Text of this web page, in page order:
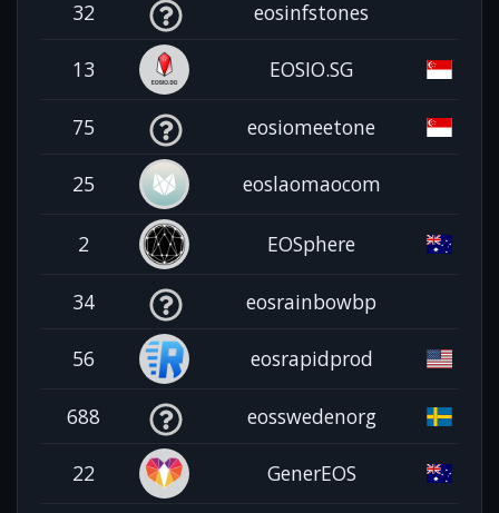
32 eosinfstones
13 EOSIO.SG
75 eosiomeetone
25 eoslaomaocom
2 EOSphere
34 eosrainbowbp
56 eosrapidprod
688 eosswedenorg
22 GenerEOS